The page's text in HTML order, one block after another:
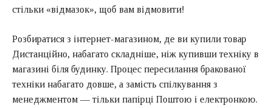
стільки «відмазок», щоб вам відмовити!
Розбиратися з інтернет-магазином, де ви купили товар
Дистанційно, набагато складніше, ніж купивши техніку в
магазині біля будинку. Процес пересилання бракованої
техніки набагато довше, а замість спілкування з
менеджментом — тільки папірці Поштою і електронкою.